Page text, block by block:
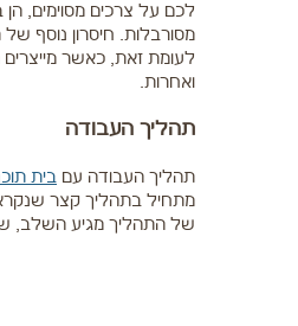
לכם על צרכים מסוימים,
מסורבלות. חיסרון נוסף
לעומת זאת, כאשר
ואחרות.
תהליך העבודה
תהליך העבודה עם בית
מתחיל בתהליך קצר שנקרא
של התהליך מגיע השלב,